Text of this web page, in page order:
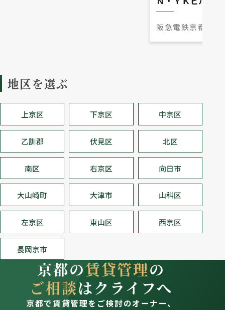
阪急電鉄京都本
地区を選ぶ
上京区 下京区 中京区
乙訓郡 伏見区 北区
南区 右京区 向日市
大山崎町 大津市 山科区
左京区 東山区 西京区
長岡京市
京都の賃貸管理の
ご相談はクライフへ
京都で賃貸管理をご検討のオーナー、